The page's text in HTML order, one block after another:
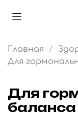
Главная
Для
Для
баланса